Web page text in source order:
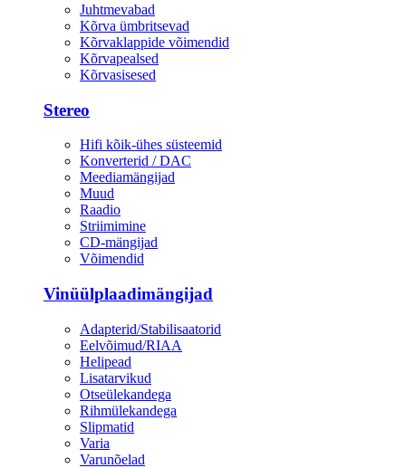
Juhtmevabad
Kõrva ümbritsevad
Kõrvaklappide võimendid
Kõrvapealsed
Kõrvasisesed
Stereo
Hifi kõik-ühes süsteemid
Konverterid / DAC
Meediamängijad
Muud
Raadio
Striimimine
CD-mängijad
Võimendid
Vinüülplaadimängijad
Adapterid/Stabilisaatorid
Eelvõimud/RIAA
Helipead
Lisatarvikud
Otseülekandega
Rihmülekandega
Slipmatid
Varia
Varunõelad